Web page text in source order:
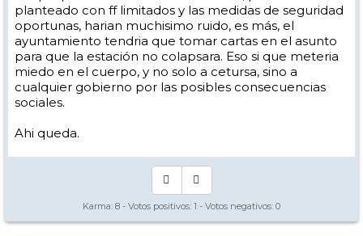
planteado con ff limitados y las medidas de seguridad
oportunas, harian muchisimo ruido, es más, el
ayuntamiento tendria que tomar cartas en el asunto
para que la estación no colapsara. Eso si que meteria
miedo en el cuerpo, y no solo a cetursa, sino a
cualquier gobierno por las posibles consecuencias
sociales.
Ahi queda.
Karma: 8 - Votos positivos: 1 - Votos negativos: 0